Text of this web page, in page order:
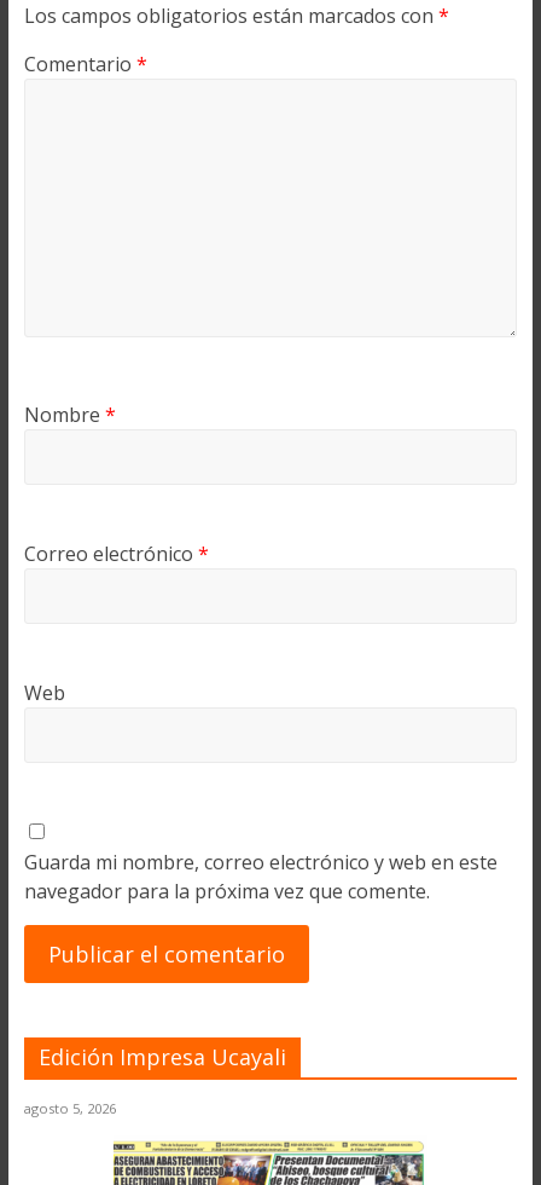
Los campos obligatorios están marcados con *
Comentario *
Nombre *
Correo electrónico *
Web
Guarda mi nombre, correo electrónico y web en este
navegador para la próxima vez que comente.
Edición Impresa Ucayali
agosto 5, 2026